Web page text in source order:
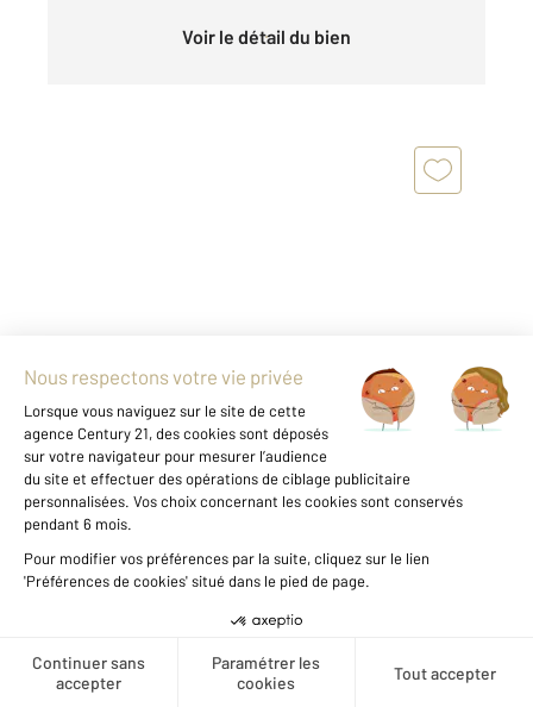
Créer une alerte
Voir le détail du bien
DEAUVILLE 14
51,55 m2, 3 pièces
Ref : 5489
Appartement F3 à vendre
388 500 €
Votre agence CENTURY 21 vous présente ce
magnifique appartement 3 pièces sis La
Marina. Offrant une exposition Sud/Est, avec
une vue sur le casino, hôtel Royal Barrière et la